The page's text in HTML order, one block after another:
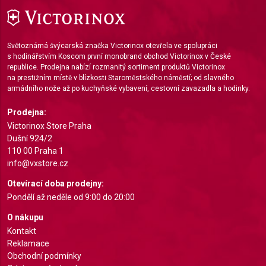
Světoznámá švýcarská značka Victorinox otevřela ve spolupráci
s hodinářstvím Koscom první monobrand obchod Victorinox v České
republice. Prodejna nabízí rozmanitý sortiment produktů Victorinox
na prestižním místě v blízkosti Staroměstského náměstí; od slavného
armádního nože až po kuchyňské vybavení, cestovní zavazadla a hodinky.
Prodejna:
Victorinox Store Praha
Dušní 924/2
110 00 Praha 1
info@vxstore.cz
Otevírací doba prodejny:
Pondělí až neděle od 9:00 do 20:00
O nákupu
Kontakt
Reklamace
Obchodní podmínky
Functional